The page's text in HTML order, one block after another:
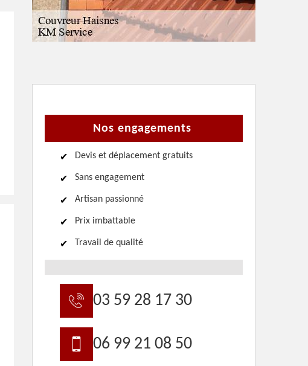
Nos engagements
Devis et déplacement gratuits
Sans engagement
Artisan passionné
Prix imbattable
Travail de qualité
03 59 28 17 30
06 99 21 08 50